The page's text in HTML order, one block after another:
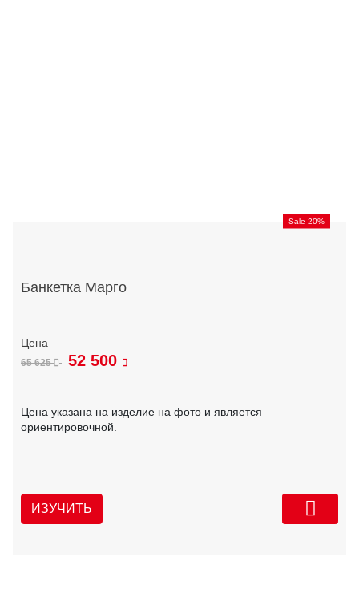
Sale 20%
Банкетка Марго
65 625 52 500
Цена указана на изделие на фото и является
ориентировочной.
ИЗУЧИТЬ